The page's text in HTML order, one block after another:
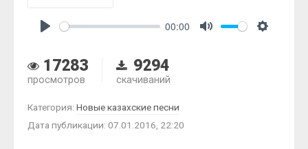
00:00
17283
просмотров
9294
скачиваний
Категория: Новые казахские песни
Дата публикации: 07.01.2016, 22:20